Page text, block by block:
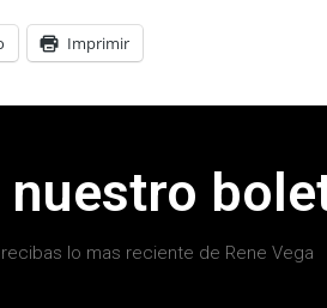
Imprimir
lo mas reciente de Rene Vega